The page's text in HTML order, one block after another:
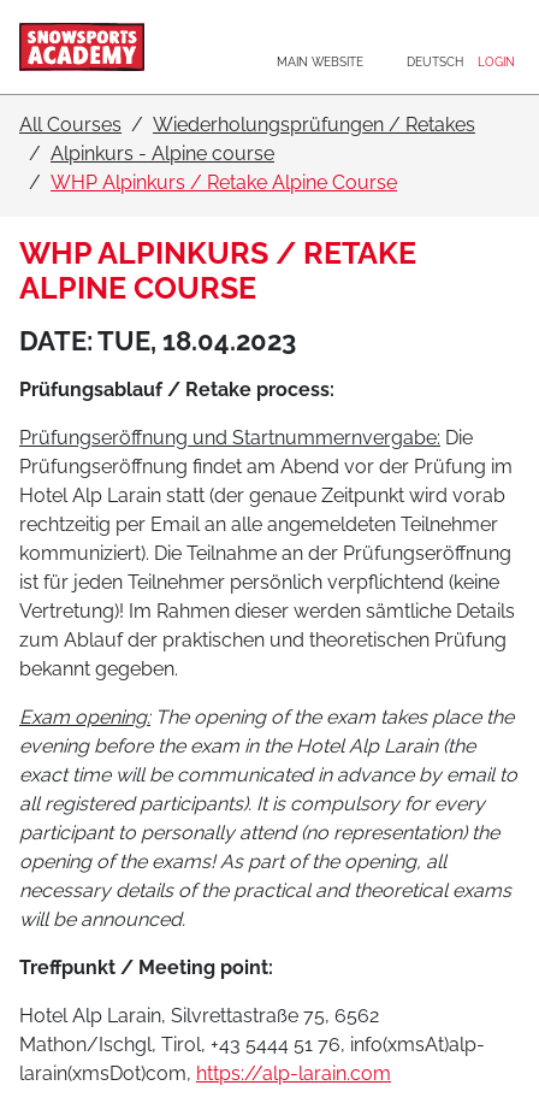
MAIN WEBSITE DEUTSCH LOGIN
All Courses
Wiederholungsprüfungen / Retakes
Alpinkurs - Alpine course
WHP Alpinkurs / Retake Alpine Course
WHP ALPINKURS / RETAKE
ALPINE COURSE
DATE: TUE, 18.04.2023
Prüfungsablauf / Retake process:
Prüfungseröffnung und Startnummernvergabe: Die
Prüfungseröffnung findet am Abend vor der Prüfung im
Hotel Alp Larain statt (der genaue Zeitpunkt wird vorab
rechtzeitig per Email an alle angemeldeten Teilnehmer
kommuniziert). Die Teilnahme an der Prüfungseröffnung
ist für jeden Teilnehmer persönlich verpflichtend (keine
Vertretung)! Im Rahmen dieser werden sämtliche Details
zum Ablauf der praktischen und theoretischen Prüfung
bekannt gegeben.
Exam opening:The opening of the exam takes place the
evening before the exam in the Hotel Alp Larain (the
exact time will be communicated in advance by email to
all registered participants). It is compulsory for every
participant to personally attend (no representation) the
opening of the exams! As part of the opening, all
necessary details of the practical and theoretical exams
will be announced.
Treffpunkt / Meeting point:
Hotel Alp Larain, Silvrettastraße 75, 6562
Mathon/Ischgl, Tirol, +43 5444 51 76, info(xmsAt)alp-
larain(xmsDot)com, https://alp-larain.com